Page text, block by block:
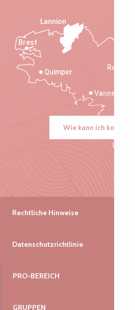
Rennes
Vannes
Quimper
Lannion
Brest
Wie kann ich kommen?
Rechtliche Hinweise
Datenschutzrichtlinie
PRO-BEREICH
GRUPPEN